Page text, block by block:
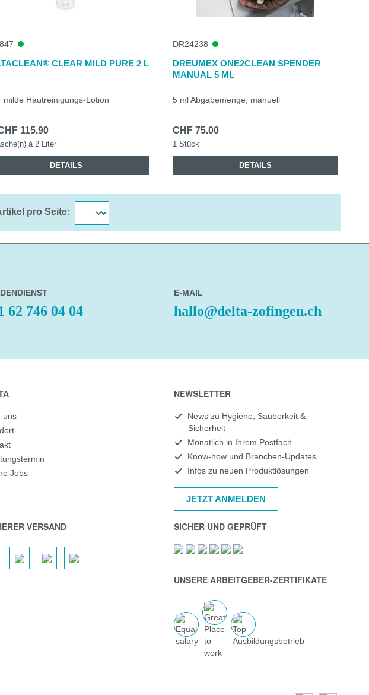
CLEAR MILD PURE 2 L
milde Hautreinigungs-Lotion
115.90
à 2 Liter
DETAILS
DR24238
DREUMEX ONE2CLEAN SPENDER
MANUAL 5 ML
5 ml Abgabemenge, manuell
CHF 75.00
1 Stück
DETAILS
pro Seite:
62 746 04 04
E-MAIL
hallo@delta-zofingen.ch
uns
Jobs
NEWSLETTER
News zu Hygiene, Sauberkeit &
Sicherheit
Monatlich in Ihrem Postfach
Know-how und Branchen-Updates
Infos zu neuen Produktlösungen
JETZT ANMELDEN
VERSAND SICHER UND GEPRÜFT
UNSERE ARBEITGEBER-ZERTIFIKATE